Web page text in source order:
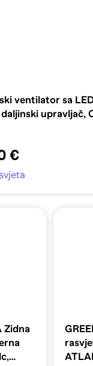
ventilator sa
upravljač,
€
Zidna